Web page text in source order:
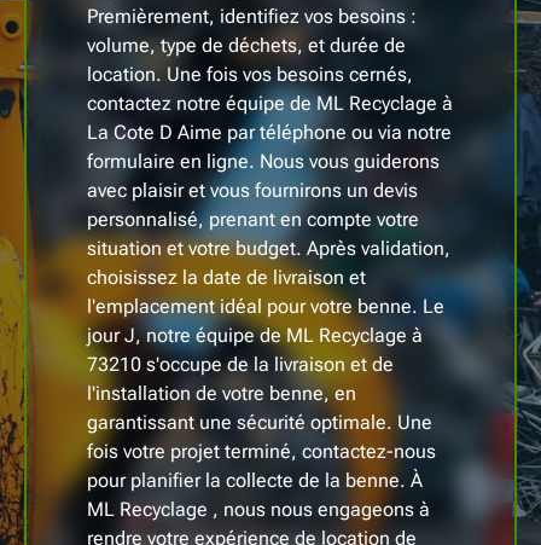
Premièrement, identifiez vos besoins :
volume, type de déchets, et durée de
location. Une fois vos besoins cernés,
contactez notre équipe de ML Recyclage à
La Cote D Aime par téléphone ou via notre
formulaire en ligne. Nous vous guiderons
avec plaisir et vous fournirons un devis
personnalisé, prenant en compte votre
situation et votre budget. Après validation,
choisissez la date de livraison et
l'emplacement idéal pour votre benne. Le
jour J, notre équipe de ML Recyclage à
73210 s'occupe de la livraison et de
l'installation de votre benne, en
garantissant une sécurité optimale. Une
fois votre projet terminé, contactez-nous
pour planifier la collecte de la benne. À
ML Recyclage , nous nous engageons à
rendre votre expérience de location de